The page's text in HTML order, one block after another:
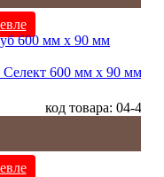
600 мм х 90 мм
код товара: 04-4